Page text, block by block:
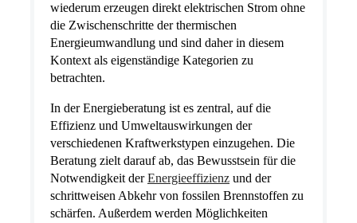
wiederum erzeugen direkt elektrischen Strom ohne
die Zwischenschritte der thermischen
Energieumwandlung und sind daher in diesem
Kontext als eigenständige Kategorien zu
betrachten.
In der Energieberatung ist es zentral, auf die
Effizienz und Umweltauswirkungen der
verschiedenen Kraftwerkstypen einzugehen. Die
Beratung zielt darauf ab, das Bewusstsein für die
Notwendigkeit derEnergieeffizienz und der
schrittweisen Abkehr von fossilen Brennstoffen zu
schärfen. Außerdem werden Möglichkeiten